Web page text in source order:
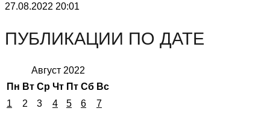
27.08.2022 20:01
ПУБЛИКАЦИИ ПО ДАТЕ
Август 2022
Пн Вт Ср Чт Пт Сб Вс
1
2 3 4 5 6
7